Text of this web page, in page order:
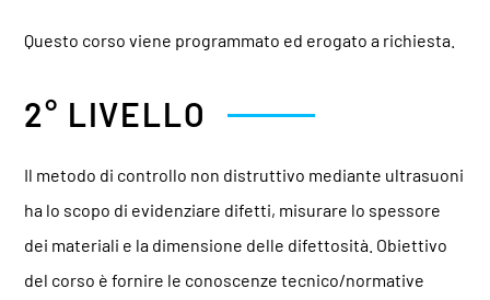
Questo corso viene programmato ed erogato a richiesta.
2° LIVELLO
Il metodo di controllo non distruttivo mediante ultrasuoni
ha lo scopo di evidenziare difetti, misurare lo spessore
dei materiali e la dimensione delle difettosità. Obiettivo
del corso è fornire le conoscenze tecnico/normative